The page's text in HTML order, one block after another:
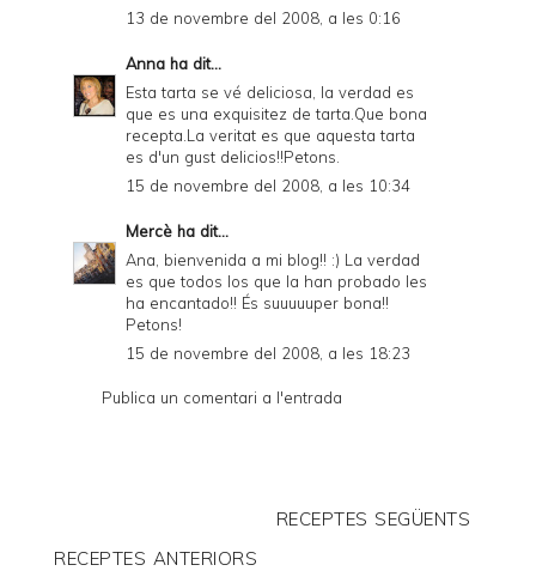
13 de novembre del 2008, a les 0:16
Anna ha dit...
Esta tarta se vé deliciosa, la verdad es
que es una exquisitez de tarta.Que bona
recepta.La veritat es que aquesta tarta
es d'un gust delicios!!Petons.
15 de novembre del 2008, a les 10:34
Mercè ha dit...
Ana, bienvenida a mi blog!! :) La verdad
es que todos los que la han probado les
ha encantado!! És suuuuuper bona!!
Petons!
15 de novembre del 2008, a les 18:23
Publica un comentari a l'entrada
RECEPTES SEGÜENTS
RECEPTES ANTERIORS